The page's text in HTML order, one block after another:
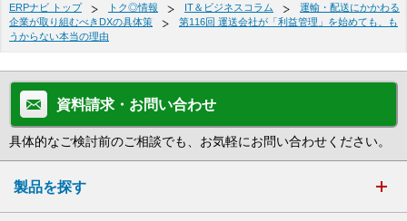
ERPナビ トップ トク◎情報 IT＆ビジネスコラム
運輸・配送にかかわる
企業が取り組むべきDXの具体策
第116回 運送会社が「利益管理」を始めても、も
うからない本当の理由
資料請求・お問い合わせ
具体的なご検討前のご相談でも、お気軽にお問い合わせください。
製品を探す